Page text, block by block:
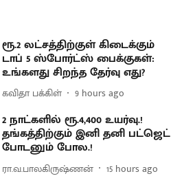
ரூ.2 லட்சத்திற்குள் கிடைக்கும்
டாப் 5 ஸ்போர்ட்ஸ் பைக்குகள்:
உங்களது சிறந்த தேர்வு எது?
கவிதா பக்கிள் 9 hours ago
2 நாட்களில் ரூ.4,400 உயர்வு.!
தங்கத்திற்கும் இனி தனி பட்ஜெட்
போடனும் போல.!
ரா.வ.பாலகிருஷ்ணன் 15 hours ago